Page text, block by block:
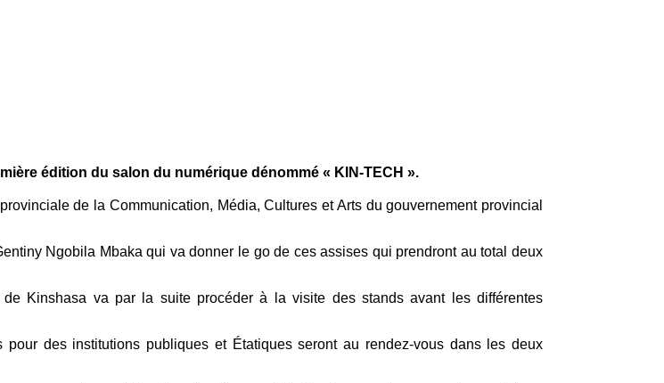
édition du salon du numérique dénommé « KIN-TECH ».
de la Communication, Média, Cultures et Arts du gouvernement provincial
Ngobila Mbaka qui va donner le go de ces assises qui prendront au total deux
Kinshasa va par la suite procéder à la visite des stands avant les différentes
des institutions publiques et Étatiques seront au rendez-vous dans les deux